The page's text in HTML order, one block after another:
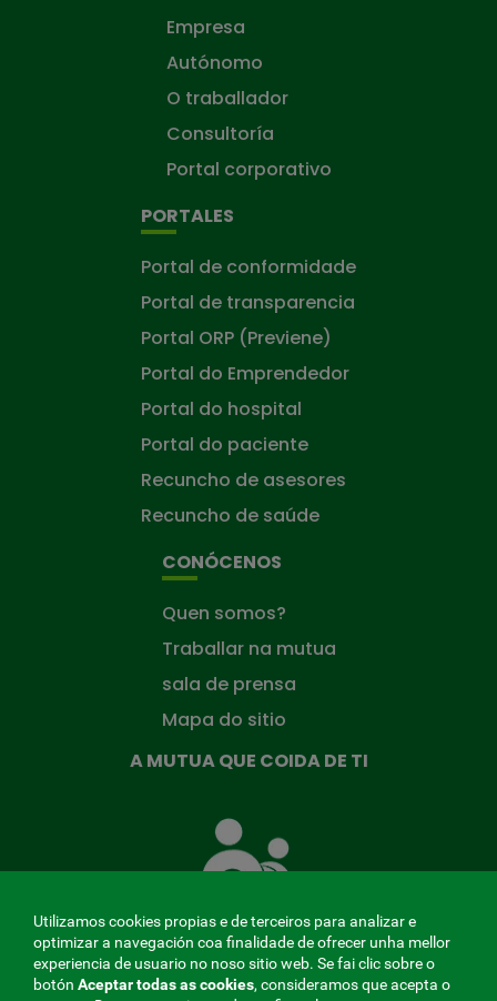
Empresa
Autónomo
O traballador
Consultoría
Portal corporativo
PORTALES
Portal de conformidade
Portal de transparencia
Portal ORP (Previene)
Portal do Emprendedor
Portal do hospital
Portal do paciente
Recuncho de asesores
Recuncho de saúde
CONÓCENOS
Quen somos?
Traballar na mutua
sala de prensa
Mapa do sitio
A MUTUA QUE COIDA DE TI
Mutua
que
Utilizamos cookies propias e de terceiros para analizar e
optimizar a navegación coa finalidade de ofrecer unha mellor
experiencia de usuario no noso sitio web. Se fai clic sobre o
botón Aceptar todas as cookies, consideramos que acepta o